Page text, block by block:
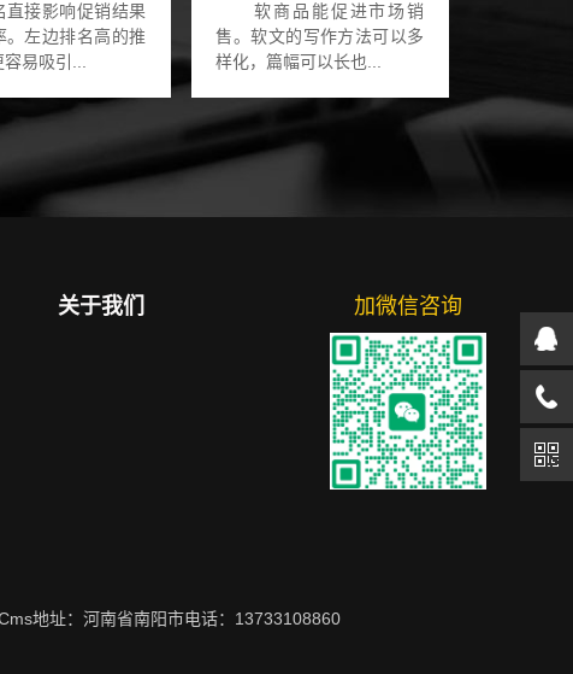
接影响促销结果
。左边排名高的推
易吸引...
软商品能促进市场销
售。软文的写作方法可以多
样化，篇幅可以长也...
关于我们 加微信咨询
地址：河南省南阳市电话：13733108860